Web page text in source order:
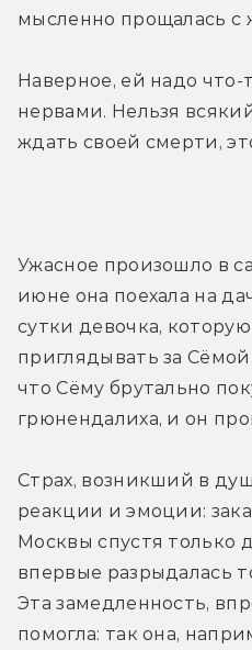
мысленно прощалась с
Наверное, ей надо что-
нервами. Нельзя
ждать своей смерти,
Ужасное произошло в
июне она поехала на
сутки девочка,
приглядывать за
что Сёму брутально
грюнендалиха, и он
Страх, возникший в
реакции и эмоции:
Москвы спустя только
впервые разрыдалась
Эта замедленность,
помогла: так она,